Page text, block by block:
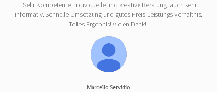
"Sehr Kompetente, individuelle und kreative Beratung, auch sehr
informativ. Schnelle Umsetzung und gutes Preis-Leistungs Verhältnis.
Tolles Ergebnis! Vielen Dank!"
Marcello Servidio